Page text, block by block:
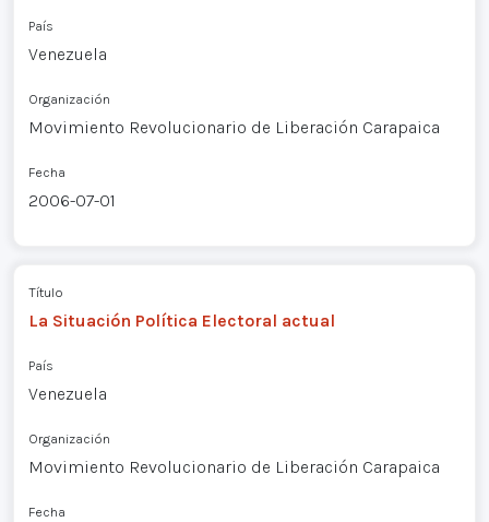
País
Venezuela
Organización
Movimiento Revolucionario de Liberación Carapaica
Fecha
2006-07-01
Título
La Situación Política Electoral actual
País
Venezuela
Organización
Movimiento Revolucionario de Liberación Carapaica
Fecha